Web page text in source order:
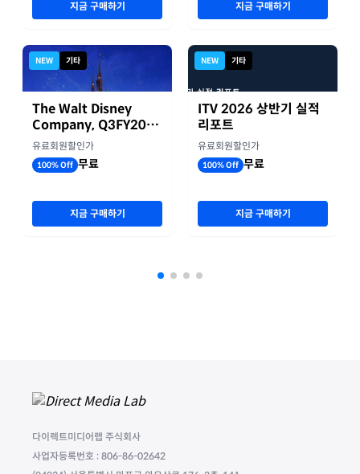
지금 구매하기
NEW 기타
The Walt Disney
Company, Q3FY2026
실적자료
유료회원할인가
100% Off 무료
지금 구매하기
지금 구매하기
NEW 기타
ITV 2026 상반기 실적
리포트
유료회원할인가
100% Off 무료
지금 구매하기
다이렉트미디어랩 주식회사
사업자등록번호 : 806-86-02642